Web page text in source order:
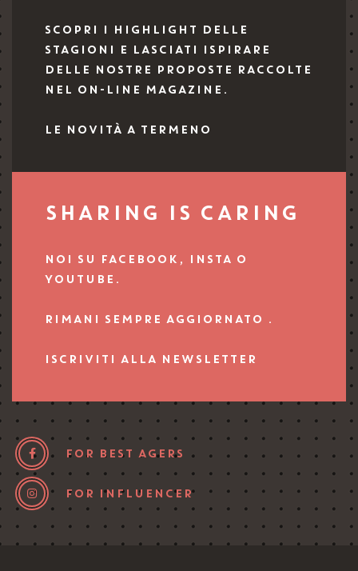
SCOPRI I HIGHLIGHT DELLE
STAGIONI E LASCIATI ISPIRARE
DELLE NOSTRE PROPOSTE RACCOLTE
NEL ON-LINE MAGAZINE.
LE NOVITÀ A TERMENO
SHARING IS CARING
NOI SU FACEBOOK, INSTA O
YOUTUBE.
RIMANI SEMPRE AGGIORNATO .
ISCRIVITI ALLA NEWSLETTER
FOR BEST AGERS
FOR INFLUENCER